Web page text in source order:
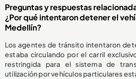
Preguntas y respuestas
¿Por qué intentaron detener el
Medellín?
Los agentes de tránsito intentaron
estaba circulando por el carril
restringida para el sistema de
utilización por vehículos particulares